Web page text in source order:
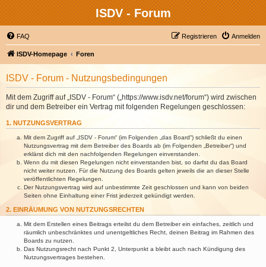
ISDV - Forum
FAQ Anmelden
Registrieren
ISDV-Homepage Foren
ISDV - Forum - Nutzungsbedingungen
Mit dem Zugriff auf „ISDV - Forum“ („https://www.isdv.net/forum“) wird zwischen
dir und dem Betreiber ein Vertrag mit folgenden Regelungen geschlossen:
1. NUTZUNGSVERTRAG
Mit dem Zugriff auf „ISDV - Forum“ (im Folgenden „das Board“) schließt du einen
Nutzungsvertrag mit dem Betreiber des Boards ab (im Folgenden „Betreiber“) und
erklärst dich mit den nachfolgenden Regelungen einverstanden.
Wenn du mit diesen Regelungen nicht einverstanden bist, so darfst du das Board
nicht weiter nutzen. Für die Nutzung des Boards gelten jeweils die an dieser Stelle
veröffentlichten Regelungen.
Der Nutzungsvertrag wird auf unbestimmte Zeit geschlossen und kann von beiden
Seiten ohne Einhaltung einer Frist jederzeit gekündigt werden.
2. EINRÄUMUNG VON NUTZUNGSRECHTEN
Mit dem Erstellen eines Beitrags erteilst du dem Betreiber ein einfaches, zeitlich und
räumlich unbeschränktes und unentgeltliches Recht, deinen Beitrag im Rahmen des
Boards zu nutzen.
Das Nutzungsrecht nach Punkt 2, Unterpunkt a bleibt auch nach Kündigung des
Nutzungsvertrages bestehen.